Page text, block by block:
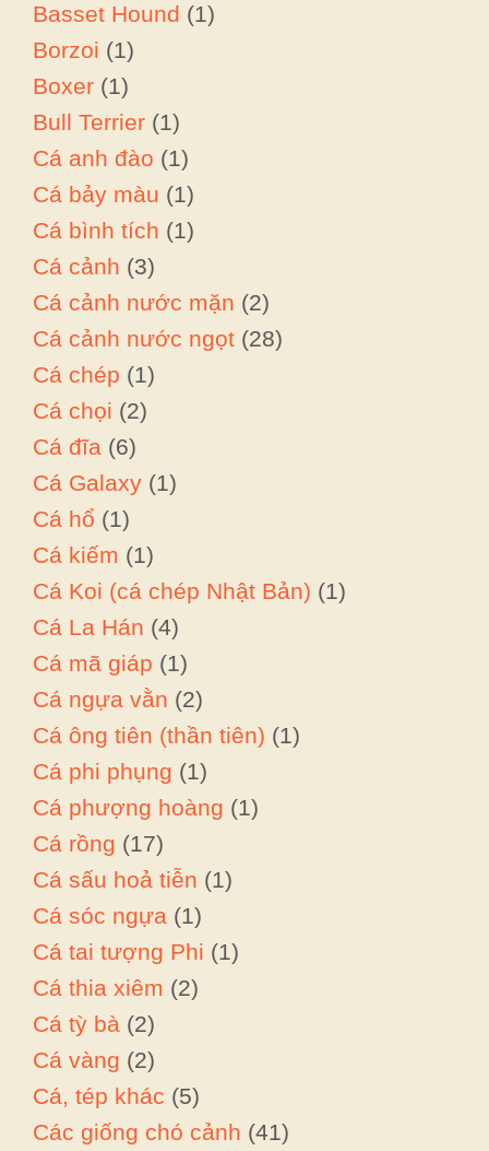
Basset Hound (1)
Borzoi (1)
Boxer (1)
Bull Terrier (1)
Cá anh đào (1)
Cá bảy màu (1)
Cá bình tích (1)
Cá cảnh (3)
Cá cảnh nước mặn (2)
Cá cảnh nước ngọt (28)
Cá chép (1)
Cá chọi (2)
Cá đĩa (6)
Cá Galaxy (1)
Cá hổ (1)
Cá kiếm (1)
Cá Koi (cá chép Nhật Bản) (1)
Cá La Hán (4)
Cá mã giáp (1)
Cá ngựa vằn (2)
Cá ông tiên (thần tiên) (1)
Cá phi phụng (1)
Cá phượng hoàng (1)
Cá rồng (17)
Cá sấu hoả tiễn (1)
Cá sóc ngựa (1)
Cá tai tượng Phi (1)
Cá thia xiêm (2)
Cá tỳ bà (2)
Cá vàng (2)
Cá, tép khác (5)
Các giống chó cảnh (41)